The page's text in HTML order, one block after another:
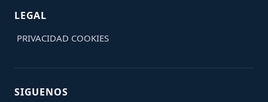
LEGAL
PRIVACIDAD COOKIES
SIGUENOS